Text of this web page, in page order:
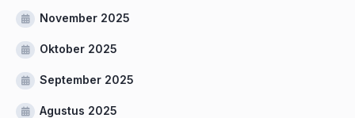
November 2025
Oktober 2025
September 2025
Agustus 2025